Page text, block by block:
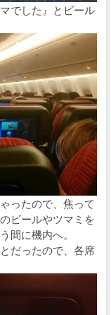
でした』とビール
ったので、焦って
ビールやツマミを
間に機内へ。
だったので、各席